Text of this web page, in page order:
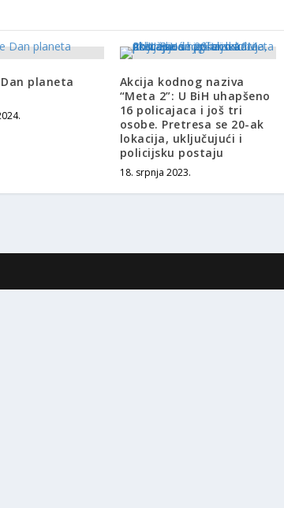
planeta
Akcija kodnog naziva
“Meta 2”: U BiH uhapšeno
16 policajaca i još tri
osobe. Pretresa se 20-ak
lokacija, uključujući i
policijsku postaju
18. srpnja 2023.